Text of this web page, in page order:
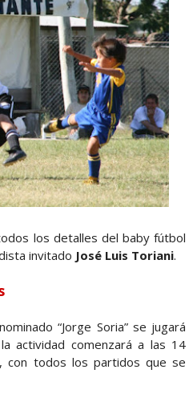
los detalles del baby fútbol
invitado José Luis Toriani.
“Jorge Soria” se jugará
actividad comenzará a las 14
con todos los partidos que se